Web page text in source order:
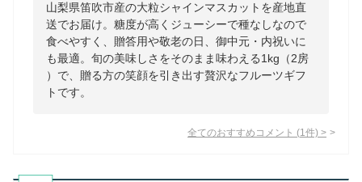
山梨県笛吹市産の大粒シャインマスカットを産地直
送でお届け。糖度が高くジューシーで種なしなので
食べやすく、贈答用や敬老の日、御中元・内祝いに
も最適。旬の美味しさをそのまま味わえる1kg（2房
）で、贈る方の笑顔を引き出す贅沢なフルーツギフ
トです。
全てのおすすめコメント (1 件) >